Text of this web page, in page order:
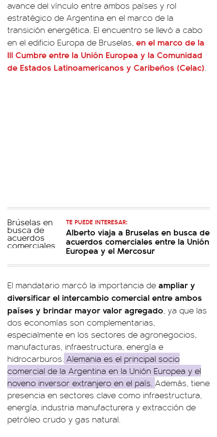
avance del vínculo entre ambos países y rol
estratégico de Argentina en el marco de la
transición energética. El encuentro se llevó a cabo
en el edificio Europa de Bruselas, en el marco de la
III Cumbre entre la Unión Europea y la Comunidad
de Estados Latinoamericanos y Caribeños (Celac).
TE PUEDE INTERESAR:
Alberto viaja a Bruselas en busca de
acuerdos comerciales entre la Unión
Europea y el Mercosur
El mandatario marcó la importancia de ampliar y
diversificar el intercambio comercial entre ambos
países y brindar mayor valor agregado, ya que las
dos economías son complementarias,
especialmente en los sectores de agronegocios,
manufacturas, infraestructura, energía e
hidrocarburos. Alemania es el principal socio
comercial de la Argentina en la Unión Europea y el
noveno inversor extranjero en el país. Además, tiene
presencia en sectores clave como infraestructura,
energía, industria manufacturera y extracción de
petróleo crudo y gas natural.